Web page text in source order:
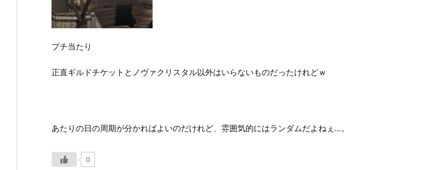
プチ当たり
正直ギルドチケットとノヴァクリスタル以外はいらないものだったけれどｗ
あたりの日の周期が分かればよいのだけれど、雰囲気的にはランダムだよねぇ…。
0